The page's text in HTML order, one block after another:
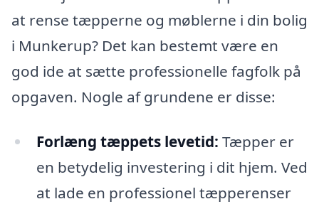
at rense tæpperne og møblerne i din bolig
i Munkerup? Det kan bestemt være en
god ide at sætte professionelle fagfolk på
opgaven. Nogle af grundene er disse:
Forlæng tæppets levetid: Tæpper er
en betydelig investering i dit hjem. Ved
at lade en professionel tæpperenser